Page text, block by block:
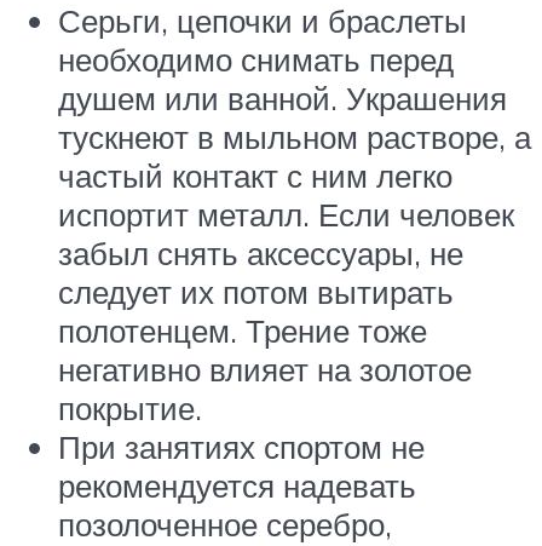
Серьги, цепочки и браслеты
необходимо снимать перед
душем или ванной. Украшения
тускнеют в мыльном растворе, а
частый контакт с ним легко
испортит металл. Если человек
забыл снять аксессуары, не
следует их потом вытирать
полотенцем. Трение тоже
негативно влияет на золотое
покрытие.
При занятиях спортом не
рекомендуется надевать
позолоченное серебро,